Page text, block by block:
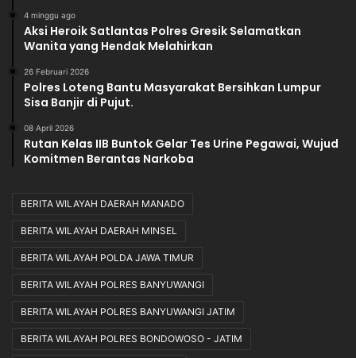
4 minggu ago
Aksi Heroik Satlantas Polres Gresik Selamatkan
Wanita yang Hendak Melahirkan
26 Februari 2026
Polres Loteng Bantu Masyarakat Bersihkan Lumpur
Sisa Banjir di Pujut.‎
08 April 2026
Rutan Kelas IIB Buntok Gelar Tes Urine Pegawai, Wujud
Komitmen Berantas Narkoba
BERITA WILAYAH DAERAH MANADO
BERITA WILAYAH DAERAH MINSEL
BERITA WILAYAH POLDA JAWA TIMUR
BERITA WILAYAH POLRES BANYUWANGI
BERITA WILAYAH POLRES BANYUWANGI JATIM
BERITA WILAYAH POLRES BONDOWOSO - JATIM